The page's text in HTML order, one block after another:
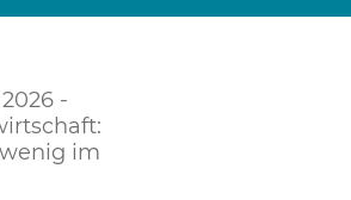
-
im